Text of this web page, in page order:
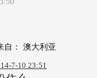
自： 澳大利亚
7-10 23:51